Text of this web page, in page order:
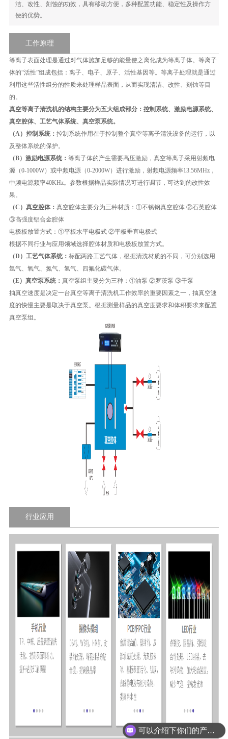
洁、改性、刻蚀的功效，具有移动方便，多种配置功能、稳定性及操作方
便的优势。
工作原理
等离子表面处理是通过对气体施加足够的能量使之离化成为等离子体。等离子
体的“活性”组成包括：离子、电子、原子、活性基因等。等离子处理就是通过
利用这些活性组分的性质来处理样品表面，从而实现清洁、改性、刻蚀等目
的。
真空等离子清洗机的结构主要分为五大组成部分：控制系统、激励电源系统、
真空腔体、工艺气体系统、真空泵系统。
（A）控制系统： 控制系统作用在于控制整个真空等离子清洗设备的运行，以
及整体系统的保护。
（B）激励电源系统： 等离子体的产生需要高压激励，真空等离子采用射频电
源（0-1000W）或中频电源（0-2000W）进行激励，射频电源频率13.56MHz，
中频电源频率40KHz。参数根据样品实际情况可进行调节，可达到的改性效
果。
（C）真空腔体： 真空腔体主要分为三种材质：①不锈钢真空腔体 ②石英腔体
③高强度铝合金腔体
电极板放置方式：①平板水平电极式 ②平板垂直电极式
根据不同行业与应用领域选择腔体材质和电极板放置方式。
（D）工艺气体系统： 标配两路工艺气体，根据清洗材质的不同，可分别选用
氩气、氧气、氮气、氢气、四氟化碳气体。
（E）真空泵系统： 真空泵组主要分为三种：①油泵 ②罗茨泵 ③干泵
抽真空速度是决定一台真空等离子清洗机工作效率的重要因素之一，抽真空速
度的快慢主要是取决于真空泵。根据测量样品的真空度要求和体积要求来配置
真空泵组。
行业应用
你们是怎么收费的呢